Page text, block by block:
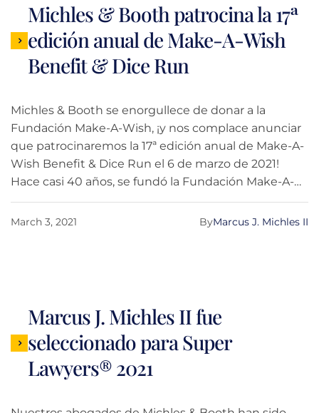
Michles & Booth patrocina la 17ª
edición anual de Make-A-Wish
Benefit & Dice Run
Michles & Booth se enorgullece de donar a la
Fundación Make-A-Wish, ¡y nos complace anunciar
que patrocinaremos la 17ª edición anual de Make-A-
Wish Benefit & Dice Run el 6 de marzo de 2021!
Hace casi 40 años, se fundó la Fundación Make-A-
Wish para cumplir los deseos de los niños con
enfermedades graves. En los Estados Unidos y sus
1993, la fundación amplió su alcance a aguas
internacionales para ayudar a los niños con
enfermedades, independientemente de dónde
vivan. Hasta la fecha, Make-A-Wish ha cumplido más
de 500 millones de deseos en todo el mundo.
March 3, 2021 Marcus J. Michles II
By
Marcus J. Michles II fue
seleccionado para Super
Lawyers® 2021